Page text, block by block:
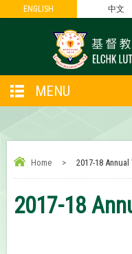
ENGLISH 中文
ENGLISH 中文
MENU
Home > 2017-18 Annual
2017-18